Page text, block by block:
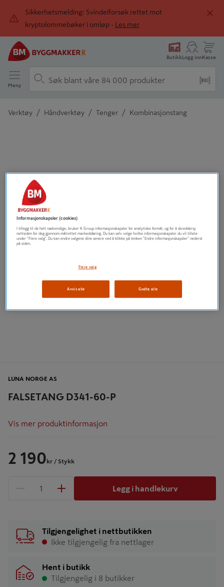
Sikkerhetsmelding: Svindelforsøk rettet mot
kryptolommebøker i omløp -
Les mer
ButikkLogg innKasse
Meny
Verktøy / Håndverktøy / Tenger / Kombinasjonstang
FALSETANG D341-60-P
LUNA NORGE AS
Vis mer produktinformasjon
2 190 kr / Stykk
1 produkter
Legg i handlekurv
Tilgjengelighet i nettbutikken
Ikke tilgjengelig fra nettlager
Hent i butikk
Tilgjengelig i 8 butikker
Informasjonskapsler (cookies)
I tillegg til de helt nødvendige, bruker K Group informasjonskapsler for analytiske formål, og for å skreddersy
nettsiden for deg gjennom målrettet markedsføring. Du kan selv velge hvilke informasjonskapsler du vil tillate
under "Flere valg". Du kan endre valgene dine senere ved å klikke på lenken "Endre informasjonskapsler" nederst
på siden.
Flere valg
Avvis alle Godta alle